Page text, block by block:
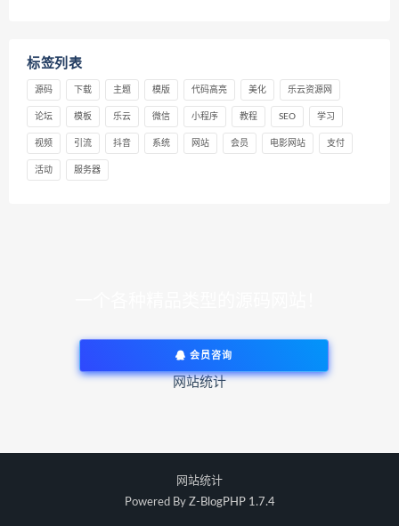
标签列表
源码 下载 主题 模版 代码高亮 美化 乐云资源网
论坛 模板 乐云 微信 小程序 教程 SEO 学习
视频 引流 抖音 系统 网站 会员 电影网站 支付
活动 服务器
会员咨询
网站统计
网站统计
Powered By Z-BlogPHP 1.7.4